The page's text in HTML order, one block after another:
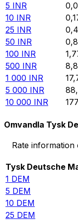
5 INR
10 INR
25 INR
50 INR
100 INR
500 INR
1 000 INR
5 000 INR
10 000 INR
Omvandla Tysk
Rate
Tysk Deutsche
1 DEM
5 DEM
10 DEM
25 DEM